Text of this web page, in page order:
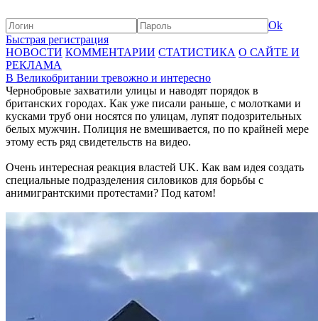
Ok
Быстрая регистрация
НОВОСТИ КОММЕНТАРИИ СТАТИСТИКА О САЙТЕ И
РЕКЛАМА
В Великобритании тревожно и интересно
Чернобровые захватили улицы и наводят порядок в
британских городах. Как уже писали раньше, с молотками и
кусками труб они носятся по улицам, лупят подозрительных
белых мужчин. Полиция не вмешивается, по по крайней мере
этому есть ряд свидетельств на видео.
Очень интересная реакция властей UK. Как вам идея создать
специальные подразделения силовиков для борьбы с
анимигрантскими протестами? Под катом!